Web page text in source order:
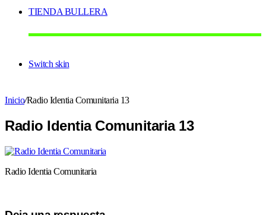
TIENDA BULLERA
Switch skin
Inicio/Radio Identia Comunitaria 13
Radio Identia Comunitaria 13
Radio Identia Comunitaria